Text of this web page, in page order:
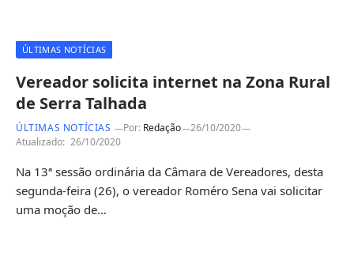
ÚLTIMAS NOTÍCIAS
Vereador solicita internet na Zona Rural
de Serra Talhada
ÚLTIMAS NOTÍCIAS Por: Redação
26/10/2020
Atualizado: 26/10/2020
Na 13ª sessão ordinária da Câmara de Vereadores, desta
segunda-feira (26), o vereador Roméro Sena vai solicitar
uma moção de…